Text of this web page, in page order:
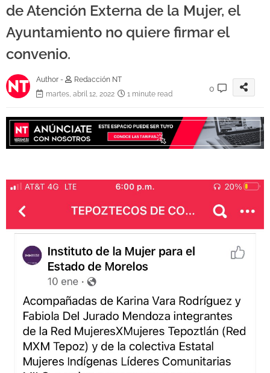
de Atención Externa de la Mujer, el
Ayuntamiento no quiere firmar el
convenio.
Author -
Redacción NT
martes, abril 12, 2022
1 minute read
0